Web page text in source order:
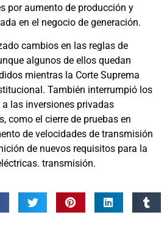
por aumento de producción y
en el negocio de generación.
cambios en las reglas de
algunos de ellos quedan
mientras la Corte Suprema
También interrumpió los
las inversiones privadas
como el cierre de pruebas en
de velocidades de transmisión
de nuevos requisitos para la
transmisión.